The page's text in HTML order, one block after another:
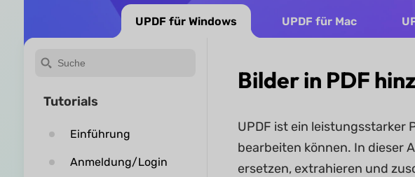
UPDF für Windows UPDF für Mac
Tutorials
Einführung
Anmeldung/Login
Bilder in PDF
UPDF ist ein leistungsstarker
bearbeiten können. In dieser
ersetzen, extrahieren und